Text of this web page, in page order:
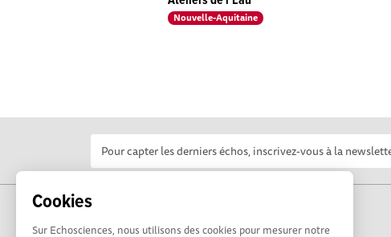
Cookies
Sur Echosciences, nous utilisons des cookies pour mesurer notre
Nouvelle-Aquitaine